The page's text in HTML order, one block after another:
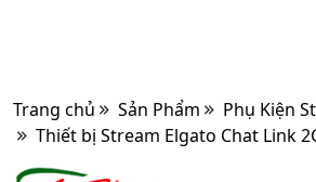
Trang chủ Sản Phẩm
Phụ Kiện
Thiết bị Stream Elgato Chat Link